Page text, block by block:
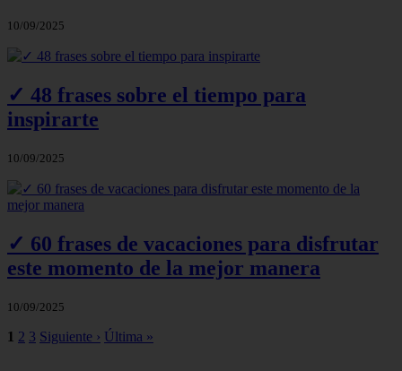
10/09/2025
✓ 48 frases sobre el tiempo para
inspirarte
10/09/2025
✓ 60 frases de vacaciones para disfrutar
este momento de la mejor manera
10/09/2025
1 2 3 Siguiente › Última »